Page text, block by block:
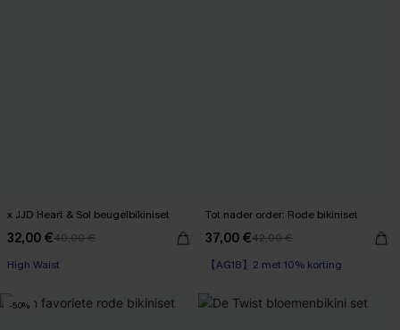
x JJD Heart & Sol beugelbikiniset
32,00 €40,00 €
High Waist
Tot nader order: Rode bikiniset
37,00 €42,00 €
【AG18】2 met 10% korting
High Waist
-50%